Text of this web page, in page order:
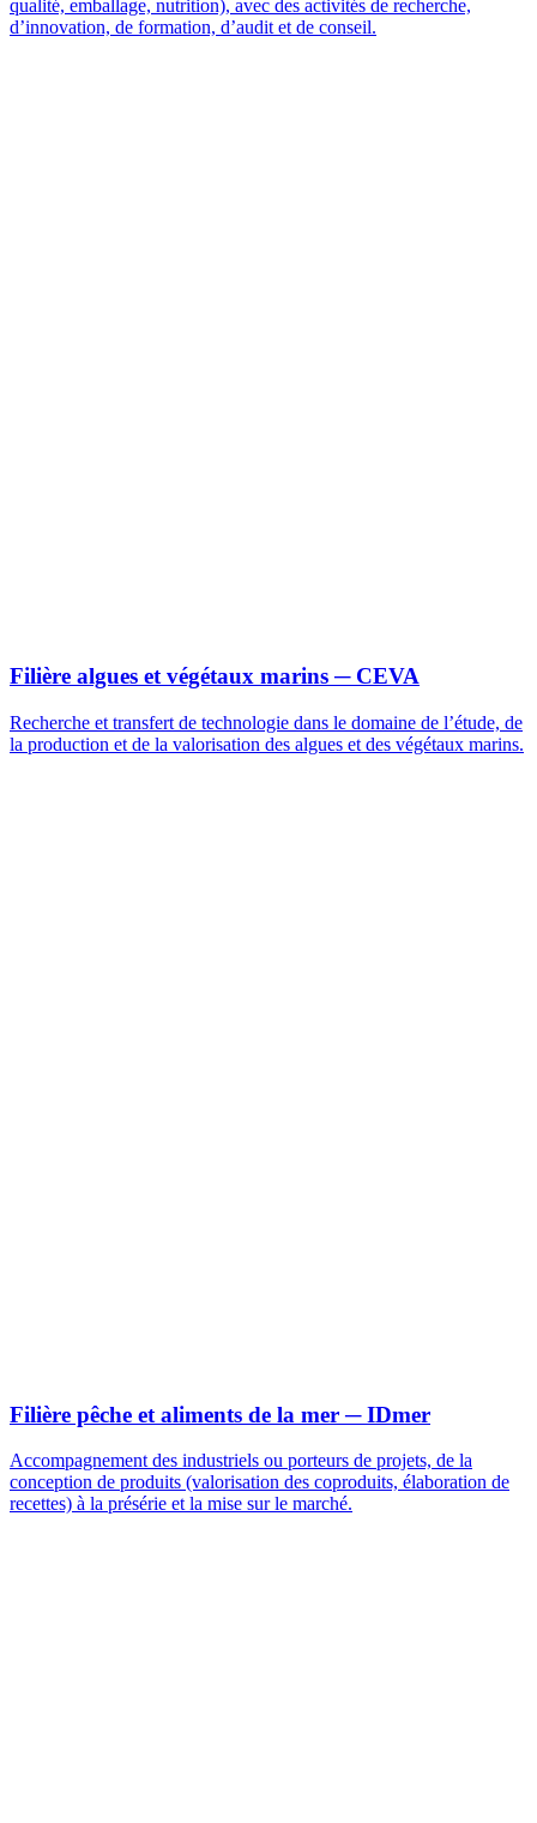
qualité, emballage, nutrition), avec des activités de recherche,
d’innovation, de formation, d’audit et de conseil.
Filière algues et végétaux marins─ CEVA
Recherche et transfert de technologie dans le domaine de l’étude, de
la production et de la valorisation des algues et des végétaux marins.
Filière pêche et aliments de la mer─ IDmer
Accompagnement des industriels ou porteurs de projets, de la
conception de produits (valorisation des coproduits, élaboration de
recettes) à la présérie et la mise sur le marché.